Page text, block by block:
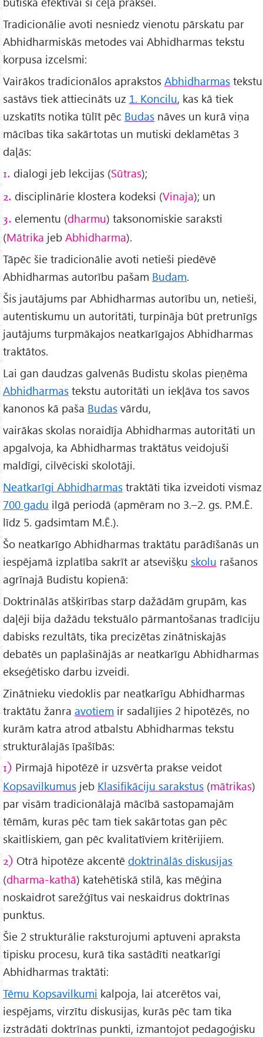
Tradicionālie avoti nesniedz vienotu pārskatu par
Abhidharmiskās metodes vai Abhidharmas tekstu
korpusa izcelsmi:
Vairākos tradicionālos aprakstos Abhidharmas tekstu
sastāvs tiek attiecināts uz 1. Koncilu, kas kā tiek
uzskatīts notika tūlīt pēc Budas nāves un kurā viņa
mācības tika sakārtotas un mutiski deklamētas 3
daļās:
1. dialogi jeb lekcijas (Sūtras);
2. disciplinārie klostera kodeksi (Vinaja); un
3. elementu (dharmu) taksonomiskie saraksti
(Mātrika jeb Abhidharma).
Tāpēc šie tradicionālie avoti netieši piedēvē
Abhidharmas autorību pašam Budam.
Šis jautājums par Abhidharmas autorību un, netieši,
autentiskumu un autoritāti, turpināja būt pretrunīgs
jautājums turpmākajos neatkarīgajos Abhidharmas
traktātos.
Lai gan daudzas galvenās Budistu skolas pieņēma
Abhidharmas tekstu autoritāti un iekļāva tos savos
kanonos kā paša Budas vārdu,
vairākas skolas noraidīja Abhidharmas autoritāti un
apgalvoja, ka Abhidharmas traktātus veidojuši
maldīgi, cilvēciski skolotāji.
Neatkarīgi Abhidharmas traktāti tika izveidoti vismaz
700 gadu ilgā periodā (apmēram no 3.–2. gs. P.M.Ē.
līdz 5. gadsimtam M.Ē.).
Šo neatkarīgo Abhidharmas traktātu parādīšanās un
iespējamā izplatība sakrīt ar atsevišķu skolu rašanos
agrīnajā Budistu kopienā:
Doktrinālās atšķirības starp dažādām grupām, kas
daļēji bija dažādu tekstuālo pārmantošanas tradīciju
dabisks rezultāts, tika precizētas zinātniskajās
debatēs un paplašinājās ar neatkarīgu Abhidharmas
ekseģētisko darbu izveidi.
Zinātnieku viedoklis par neatkarīgu Abhidharmas
traktātu žanra avotiem ir sadalījies 2 hipotēzēs, no
kurām katra atrod atbalstu Abhidharmas tekstu
strukturālajās īpašībās:
1) Pirmajā hipotēzē ir uzsvērta prakse veidot
Kopsavilkumus jeb Klasifikāciju sarakstus (mātrikas)
par visām tradicionālajā mācībā sastopamajām
tēmām, kuras pēc tam tiek sakārtotas gan pēc
skaitliskiem, gan pēc kvalitatīviem kritērijiem.
2) Otrā hipotēze akcentē doktrinālās diskusijas
(dharma-kathā) katehētiskā stilā, kas mēģina
noskaidrot sarežģītus vai neskaidrus doktrīnas
punktus.
Šie 2 strukturālie raksturojumi aptuveni apraksta
tipisku procesu, kurā tika sastādīti neatkarīgi
Abhidharmas traktāti:
Tēmu Kopsavilkumi kalpoja, lai atcerētos vai,
iespējams, virzītu diskusijas, kurās pēc tam tika
izstrādāti doktrīnas punkti, izmantojot pedagoģisku